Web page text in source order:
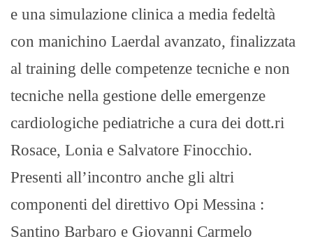
e una simulazione clinica a media fedeltà
con manichino Laerdal avanzato, finalizzata
al training delle competenze tecniche e non
tecniche nella gestione delle emergenze
cardiologiche pediatriche a cura dei dott.ri
Rosace, Lonia e Salvatore Finocchio.
Presenti all’incontro anche gli altri
componenti del direttivo Opi Messina :
Santino Barbaro e Giovanni Carmelo